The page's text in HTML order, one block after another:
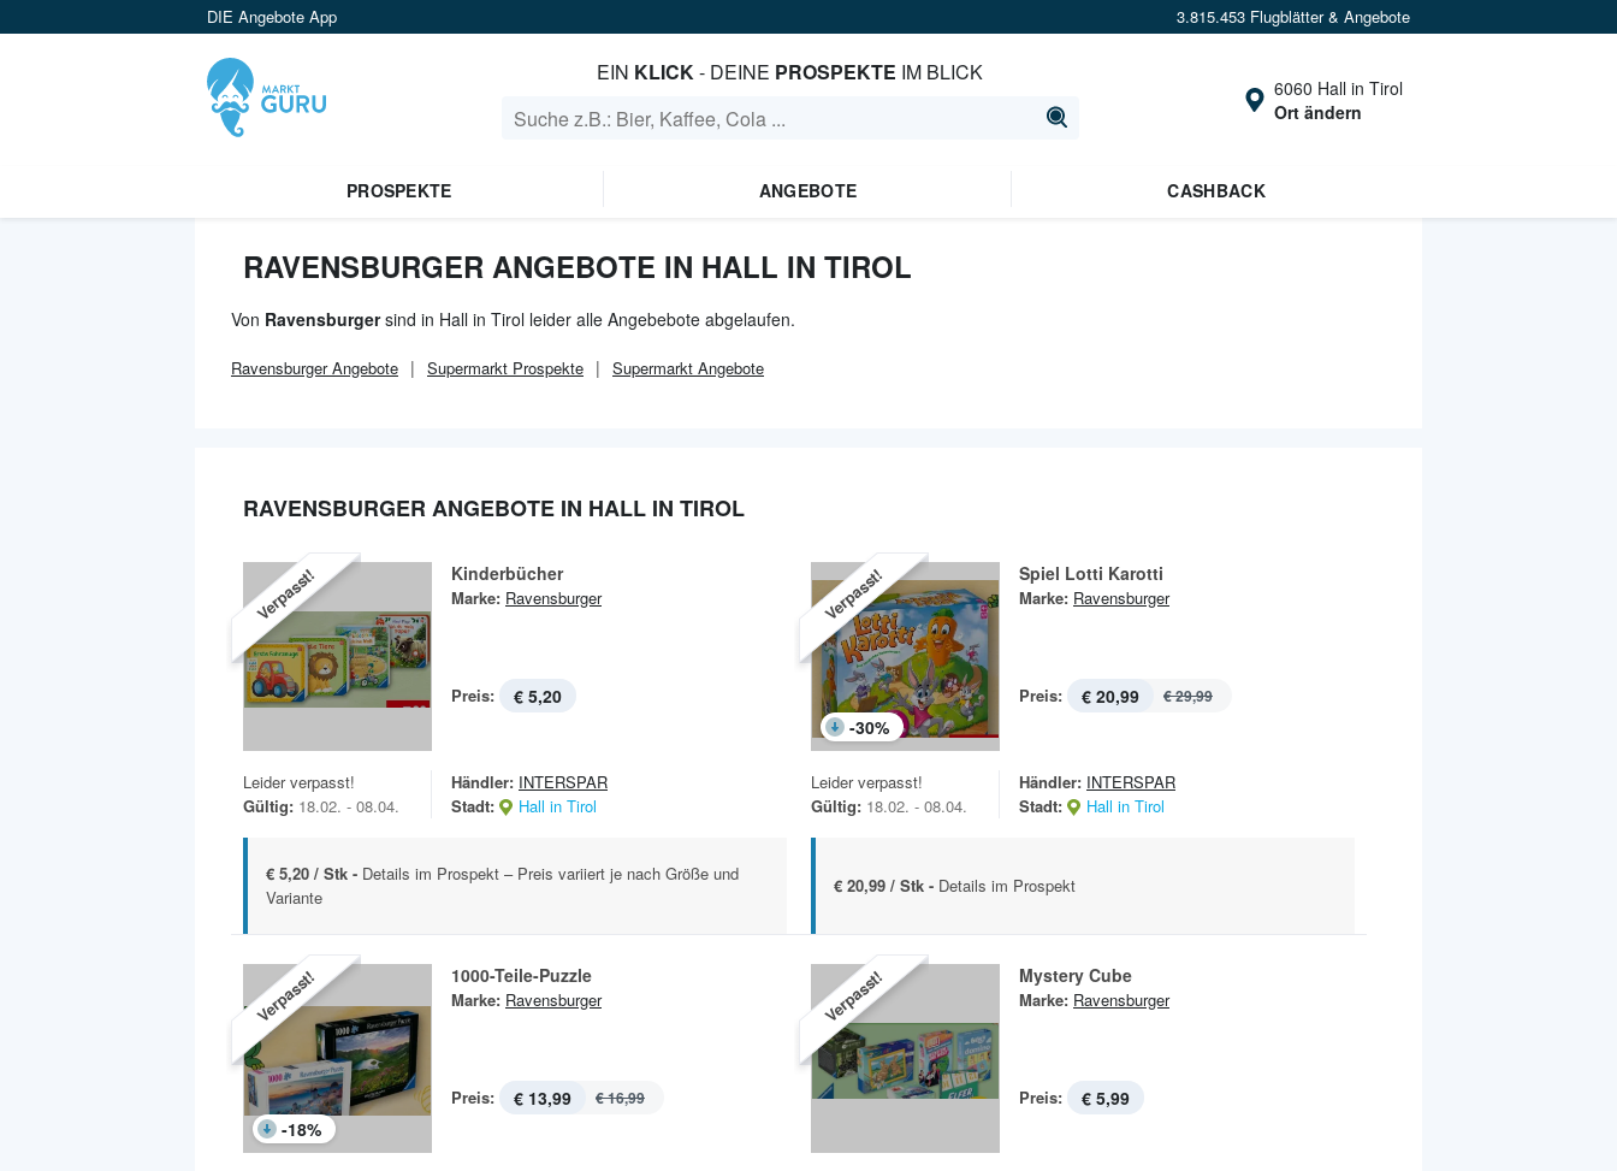
DIE Angebote App 3.815.453 Flugblätter & Angebote
EIN KLICK- DEINE PROSPEKTE IM BLICK
6060 Hall in Tirol
Ort ändern
PROSPEKTE ANGEBOTE CASHBACK
RAVENSBURGER ANGEBOTE IN HALL IN TIROL
Von Ravensburgersind in Hall in Tirol leider alle Angebebote abgelaufen.
RavensburgerAngebote Supermarkt Prospekte Supermarkt Angebote
RAVENSBURGER ANGEBOTE IN HALL IN TIROL
Verpasst! Kinderbücher
Marke: Ravensburger
Preis: € 5,20
Leider verpasst!
Gültig: 18.02. - 08.04.
Händler: INTERSPAR
Stadt:
Hall in Tirol
€ 5,20 / Stk - Details im Prospekt – Preis variiert je nach Größe und
Variante
Verpasst!
-30%
Spiel Lotti Karotti
Marke: Ravensburger
Preis: € 20,99 € 29,99
Leider verpasst!
Gültig: 18.02. - 08.04.
Händler: INTERSPAR
Stadt:
Hall in Tirol
€ 20,99 / Stk - Details im Prospekt
Verpasst!
-18%
1000-Teile-Puzzle
Marke: Ravensburger
Preis: € 13,99 € 16,99
Verpasst! Mystery Cube
Marke: Ravensburger
Preis: € 5,99